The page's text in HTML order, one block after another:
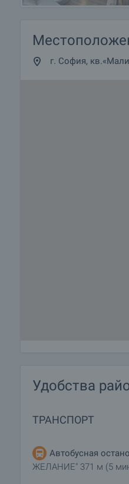
г. София,
Удобства
ТРАНСПОРТ
Автобусная
ЖЕЛАНИЕ" 371 м (5